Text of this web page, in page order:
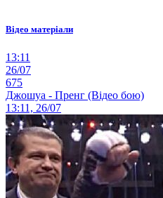
Відео матеріали
13:11
26/07
675
Джошуа - Пренг (Відео бою)
13:11, 26/07